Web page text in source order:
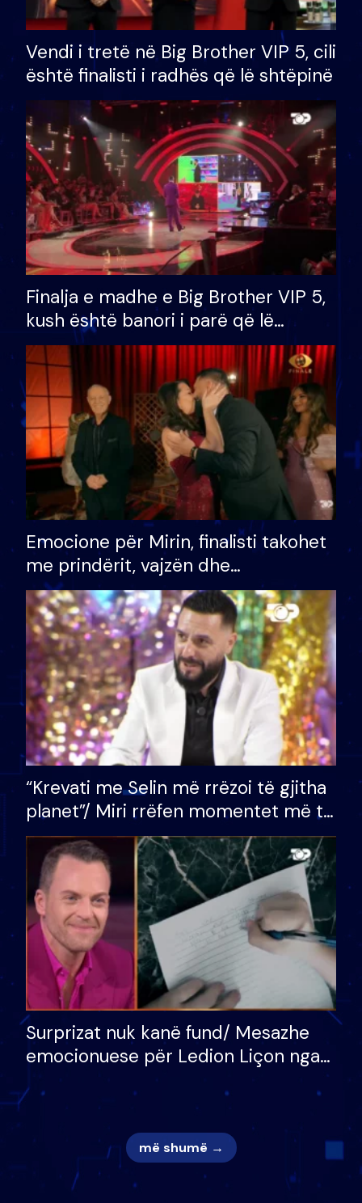
Vendi i tretë në Big Brother VIP 5, cili
është finalisti i radhës që lë shtëpinë
Finalja e madhe e Big Brother VIP 5,
kush është banori i parë që lë
shtëpinë dhe humb mundësinë për
të fituar çmimin e madh
Emocione për Mirin, finalisti takohet
me prindërit, vajzën dhe
bashkëshorten: S’kemi ndonjë letër
divorci apo jo?
“Krevati me Selin më rrëzoi të gjitha
planet”/ Miri rrëfen momentet më të
bukura në shtëpinë e BB VIP: Do më
mungojë zilja e mëngjesit kur…
Surprizat nuk kanë fund/ Mesazhe
emocionuese për Ledion Liçon nga
nuk i mban dot lotët: Nuk meritoj…
më shumë →